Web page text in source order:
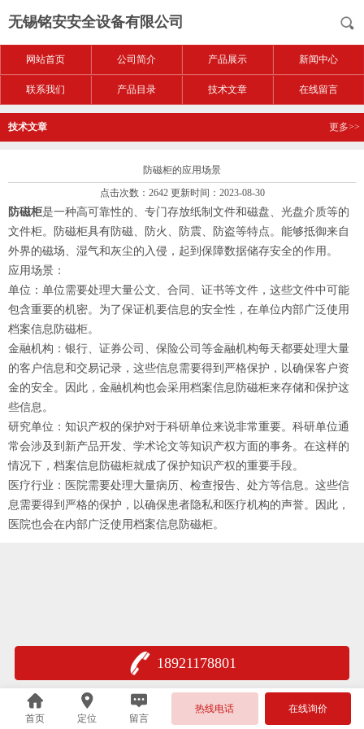
无锡铭安安全设备有限公司
网站首页 公司简介 产品展示 新闻中心
联系我们 产品目录 技术文章 在线留言
技术文章 更多>>
防磁柜的应用场景
点击次数：2642 更新时间：2023-08-30
防磁柜是一种高可靠性的、专门存放纸制文件和磁盘、光盘介质等的
文件柜。防磁柜具有防磁、防火、防震、防盗等特点。能够抵御来自
外界的磁场、湿气和灰尘的入侵，起到保障数据储存安全的作用。
应用场景：
单位：单位需要处理大量公文、合同、证书等文件，这些文件中可能
包含重要的机密。为了保证机要信息的安全性，在单位内部广泛使用
档案信息防磁柜。
金融机构：银行、证券公司、保险公司等金融机构每天都要处理大量
的客户信息和交易记录，这些信息需要得到严格保护，以确保客户资
金的安全。因此，金融机构也会采用档案信息防磁柜来存储和保护这
些信息。
研究单位：知识产权的保护对于科研单位来说非常重要。科研单位通
常会涉及到新产品开发、学术论文等知识产权方面的事务。在这样的
情况下，档案信息防磁柜就成了保护知识产权的重要手段。
医疗行业：医院需要处理大量病历、检查报告、处方等信息。这些信
息需要得到严格的保护，以确保患者隐私和医疗机构的声誉。因此，
医院也会在内部广泛使用档案信息防磁柜。
18921178801
首页 定位 留言
热线电话 在线询价